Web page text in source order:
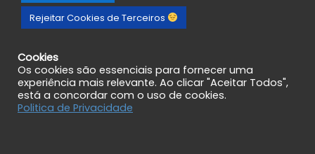
Rejeitar Cookies de Terceiros
Cookies
Os cookies são essenciais para fornecer uma
experiência mais relevante. Ao clicar "Aceitar Todos",
está a concordar com o uso de cookies.
Politica de Privacidade